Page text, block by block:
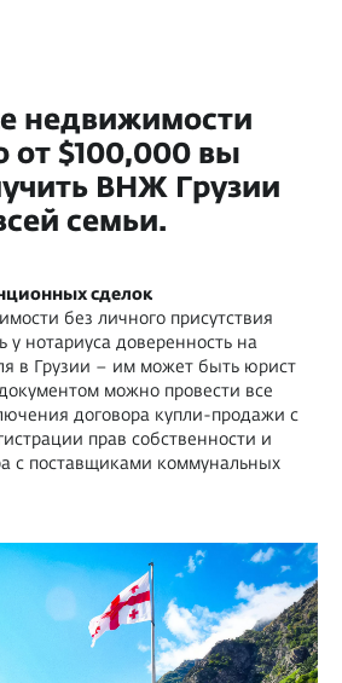
недвижимости
от $100,000 вы
ВНЖ Грузии
семьи.
сделок
без личного присутствия
у нотариуса доверенность на
в Грузии – им может быть юрист
можно провести все
договора купли-продажи с
прав собственности и
с поставщиками коммунальных